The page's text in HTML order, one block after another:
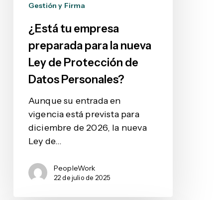
Personales?
Gestión y Firma
¿Está tu empresa
preparada para la nueva
Ley de Protección de
Datos Personales?
Aunque su entrada en
vigencia está prevista para
diciembre de 2026, la nueva
Ley de…
PeopleWork
22 de julio de 2025